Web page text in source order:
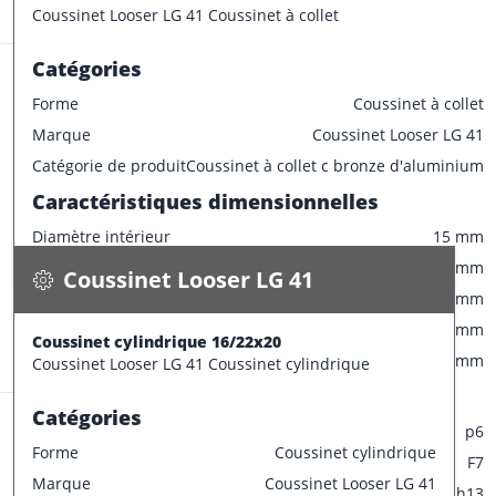
Tolérances de production
Champ de tolérance diamètre interieur
Champ de tolérance longueur
h13
Champ de tolérance largeur de la bride
0/-0.2
Tolérances de montage préconisées
Tolérance de l'arbre
Tolérance du logement
H7
Coussinet Looser LG 41 Coussinet à collet
Catégories
Forme
Coussinet à collet
Marque
Coussinet Looser LG 41
Catégorie de produitCoussinet à collet c bronze d'aluminium
Caractéristiques dimensionnelles
Diamètre intérieur
15 mm
Diamètre extérieur
22 mm
16 mm
28 mm
Epaisseur
3.5 mm
Champ de tolérance diamètre extérieur
p6
Champ de tolérance diamètre interieur
F7
Stock:80 pce
Coussinet Looser LG 41
0.030 kg / pce
Spécifications
Coussinet Looser LG 41
Coussinet cylindrique 16/22x20
Coussinet Looser LG 41 Coussinet cylindrique
Catégories
Forme
Coussinet cylindrique
Marque
Coussinet Looser LG 41
CONFECTIONNER
Stock:57 pce